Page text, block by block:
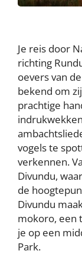
Je reis door
richting
oevers van
bekend om
prachtige
vogels te
verkennen.
Divundu,
de
Divundu
mokoro, een
je op een
Park.